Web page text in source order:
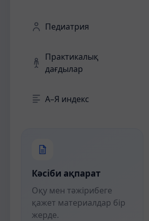
Педиатрия
Практикалық
дағдылар
А–Я индекс
Кәсіби ақпарат
Оқу мен тәжірибеге
қажет материалдар бір
жерде.